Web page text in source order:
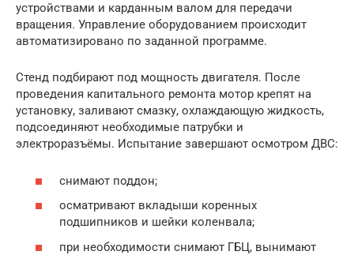
устройствами и карданным валом для передачи
вращения. Управление оборудованием происходит
автоматизировано по заданной программе.
Стенд подбирают под мощность двигателя. После
проведения капитального ремонта мотор крепят на
установку, заливают смазку, охлаждающую жидкость,
подсоединяют необходимые патрубки и
электроразъёмы. Испытание завершают осмотром ДВС:
снимают поддон;
осматривают вкладыши коренных
подшипников и шейки коленвала;
при необходимости снимают ГБЦ, вынимают